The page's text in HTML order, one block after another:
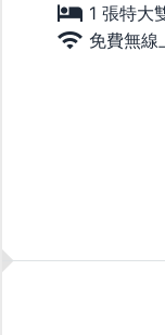
1 張特大
免費無線